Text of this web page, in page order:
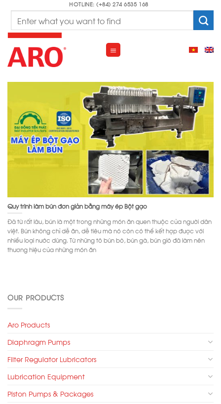
content
HOTLINE: (+84) 274 6535 168
OUR PRODUCTS
Aro Products
Diaphragm Pumps
Filter Regulator Lubricators
Lubrication Equipment
Piston Pumps & Packages
Quy trình làm bún đơn giản bằng máy ép Bột gạo
Đã từ rất lâu, bún là một trong những món ăn quen thuộc của người dân
việt. Bún không chỉ dễ ăn, dễ tiêu mà nó còn có thể kết hợp được với
nhiều loại nước dùng. Từ những tô bún bò, bún gà, bún giò đã làm nên
thương hiệu của những món ăn